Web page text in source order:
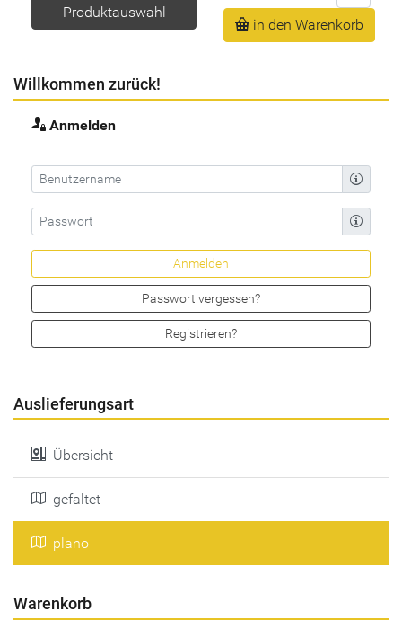
Produktauswahl
in den Warenkorb
Willkommen zurück!
Anmelden
Passwort vergessen?
Registrieren?
Auslieferungsart
Übersicht
gefaltet
plano
Warenkorb